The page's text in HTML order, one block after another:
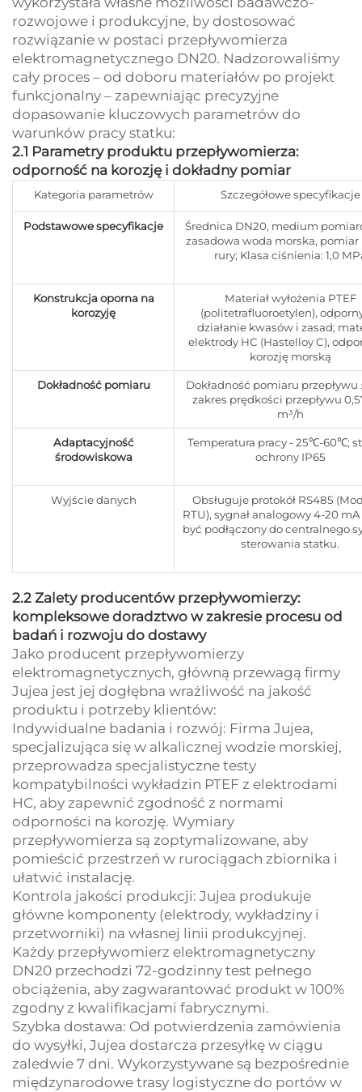
rozwojowe i produkcyjne, by dostosować
rozwiązanie w postaci przepływomierza
elektromagnetycznego DN20. Nadzorowaliśmy
cały proces – od doboru materiałów po projekt
funkcjonalny – zapewniając precyzyjne
dopasowanie kluczowych parametrów do
warunków pracy statku:
2.1 Parametry produktu przepływomierza:
odporność na korozję i dokładny pomiar
Kategoria parametrów Szczegółowe specyfikacje
Podstawowe specyfikacje
Średnica DN20, medium
zasadowa woda morska, pomiar
rury; Klasa ciśnienia: 1,0
Konstrukcja oporna na
korozyję
Materiał wyłożenia PTEF
(politetrafluoroetylen),
działanie kwasów i zasad;
elektrody HC (Hastelloy C),
korozję morską
Dokładność pomiaru
Dokładność pomiaru przepływu
zakres prędkości przepływu
m³/h
Adaptacyjność
środowiskowa
Temperatura pracy - 25℃-60℃;
ochrony IP65
Wyjście danych
Obsługuje protokół RS485
RTU), sygnał analogowy 4-20
być podłączony do centralnego
sterowania statku.
2.2 Zalety producentów przepływomierzy:
kompleksowe doradztwo w zakresie procesu od
badań i rozwoju do dostawy
Jako producent przepływomierzy
elektromagnetycznych, główną przewagą firmy
Jujea jest jej dogłębna wrażliwość na jakość
produktu i potrzeby klientów:
Indywidualne badania i rozwój: Firma Jujea,
specjalizująca się w alkalicznej wodzie morskiej,
przeprowadza specjalistyczne testy
kompatybilności wykładzin PTEF z elektrodami
HC, aby zapewnić zgodność z normami
odporności na korozję. Wymiary
przepływomierza są zoptymalizowane, aby
pomieścić przestrzeń w rurociągach zbiornika i
ułatwić instalację.
Kontrola jakości produkcji: Jujea produkuje
główne komponenty (elektrody, wykładziny i
przetworniki) na własnej linii produkcyjnej.
Każdy przepływomierz elektromagnetyczny
DN20 przechodzi 72-godzinny test pełnego
obciążenia, aby zagwarantować produkt w 100%
zgodny z kwalifikacjami fabrycznymi.
Szybka dostawa: Od potwierdzenia zamówienia
do wysyłki, Jujea dostarcza przesyłkę w ciągu
zaledwie 7 dni. Wykorzystywane są bezpośrednie
międzynarodowe trasy logistyczne do portów w